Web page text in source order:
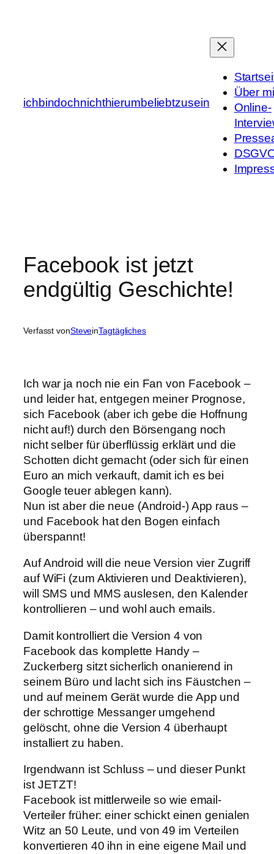
ichbindochnichthierumbeliebtzusein
Über
Online-
Facebook ist jetzt
endgültig Geschichte!
Verfasst vonSteveinTagtägliches
Ich war ja noch nie ein Fan von Facebook –
und leider hat, entgegen meiner Prognose,
sich Facebook (aber ich gebe die Hoffnung
nicht auf!) durch den Börsengang noch
nicht selber für überflüssig erklärt und die
Schotten dicht gemacht (oder sich für einen
Euro an mich verkauft, damit ich es bei
Google teuer ablegen kann).
Nun ist aber die neue (Android-) App raus –
und Facebook hat den Bogen einfach
überspannt!
Auf Android will die neue Version vier Zugriff
auf WiFi (zum Aktivieren und Deaktivieren),
will SMS und MMS auslesen, den Kalender
kontrollieren – und wohl auch emails.
Damit kontrolliert die Version 4 von
Facebook das komplette Handy –
Zuckerberg sitzt sicherlich onanierend in
seinem Büro und lacht sich ins Fäustchen –
und auf meinem Gerät wurde die App und
der schrottige Messanger umgehend
gelöscht, ohne die Version 4 überhaupt
installiert zu haben.
Irgendwann ist Schluss – und dieser Punkt
ist JETZT!
Facebook ist mittlerweile so wie email-
Verteiler früher: einer schickt einen genialen
Witz an 50 Leute, und von 49 im Verteilen
konvertieren 40 ihn in eine eigene Mail und